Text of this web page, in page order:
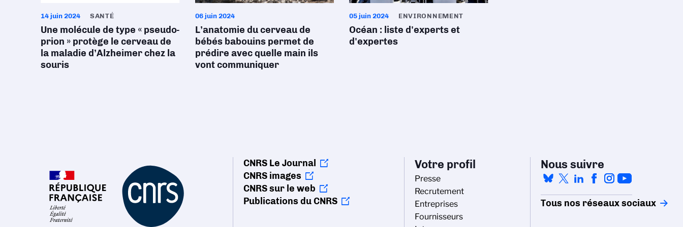
14 juin 2024 SANTÉ
Une molécule de type « pseudo-
prion » protège le cerveau de
la maladie d’Alzheimer chez la
souris
06 juin 2024
L’anatomie du cerveau de
bébés babouins permet de
prédire avec quelle main ils
vont communiquer
05 juin 2024 ENVIRONNEMENT
Océan : liste d'experts et
d'expertes
CNRS Le Journal
CNRS images
CNRS sur le web
Publications du CNRS
Votre profil
Presse
Recrutement
Entreprises
Fournisseurs
Nous suivre
Tous nos réseaux sociaux